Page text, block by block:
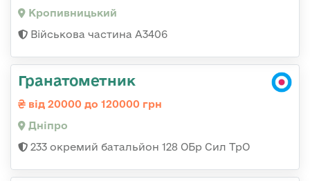
Кропивницький
Військова частина А3406
Гранатометник
від 20000 до 120000 грн
Дніпро
233 окремий батальйон 128 ОБр Сил ТрО